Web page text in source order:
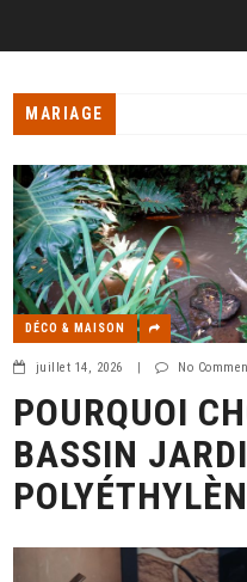
MARIAGE
DÉCO & MAISON
juillet 14, 2026 | No
POURQUOI
BASSIN